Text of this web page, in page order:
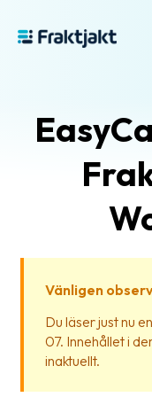
är
Hjälp?
Vänligen
Du läser just nu
07. Innehållet i
inaktuellt.